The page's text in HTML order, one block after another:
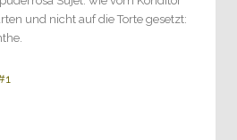
und nicht auf die Torte gesetzt: